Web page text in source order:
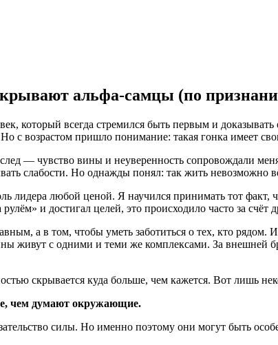
альфа-самцы (по
который всегда стремился быть первым и
с возрастом пришло понимание: такая гонка имеет
— чувство вины и неуверенность сопровождали
слабости. Но однажды понял: так жить невозможно
лидера любой ценой. Я научился принимать тот
и достигал целей, это происходило часто за
а в том, чтобы уметь заботиться о тех, кто рядом.
живут с одними и теми же комплексами. За внешней
скрывается куда больше, чем кажется. Вот лишь
чем думают окружающие.
силы. Но именно поэтому они могут быть